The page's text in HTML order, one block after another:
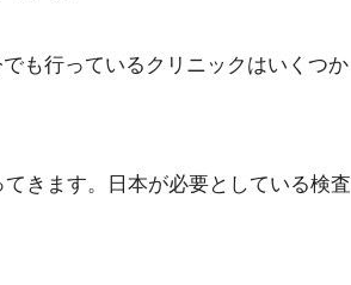
も行っているクリニックはいくつか
きます。日本が必要としている検査